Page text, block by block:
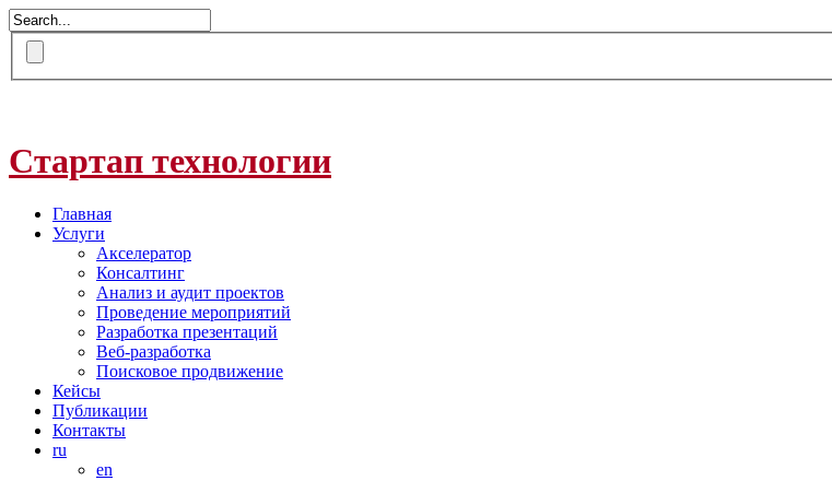
Стартап технологии
Главная
Услуги
Акселератор
Консалтинг
Анализ и аудит проектов
Проведение мероприятий
Разработка презентаций
Веб-разработка
Поисковое продвижение
Кейсы
Публикации
Контакты
ru
en